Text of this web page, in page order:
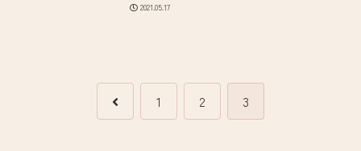
推進協会(以下「当協会」)の会員(以
2021.05.17
前
1 2 3